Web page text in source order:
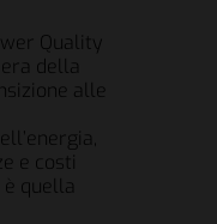
Quality
della
alle
e costi
è quella